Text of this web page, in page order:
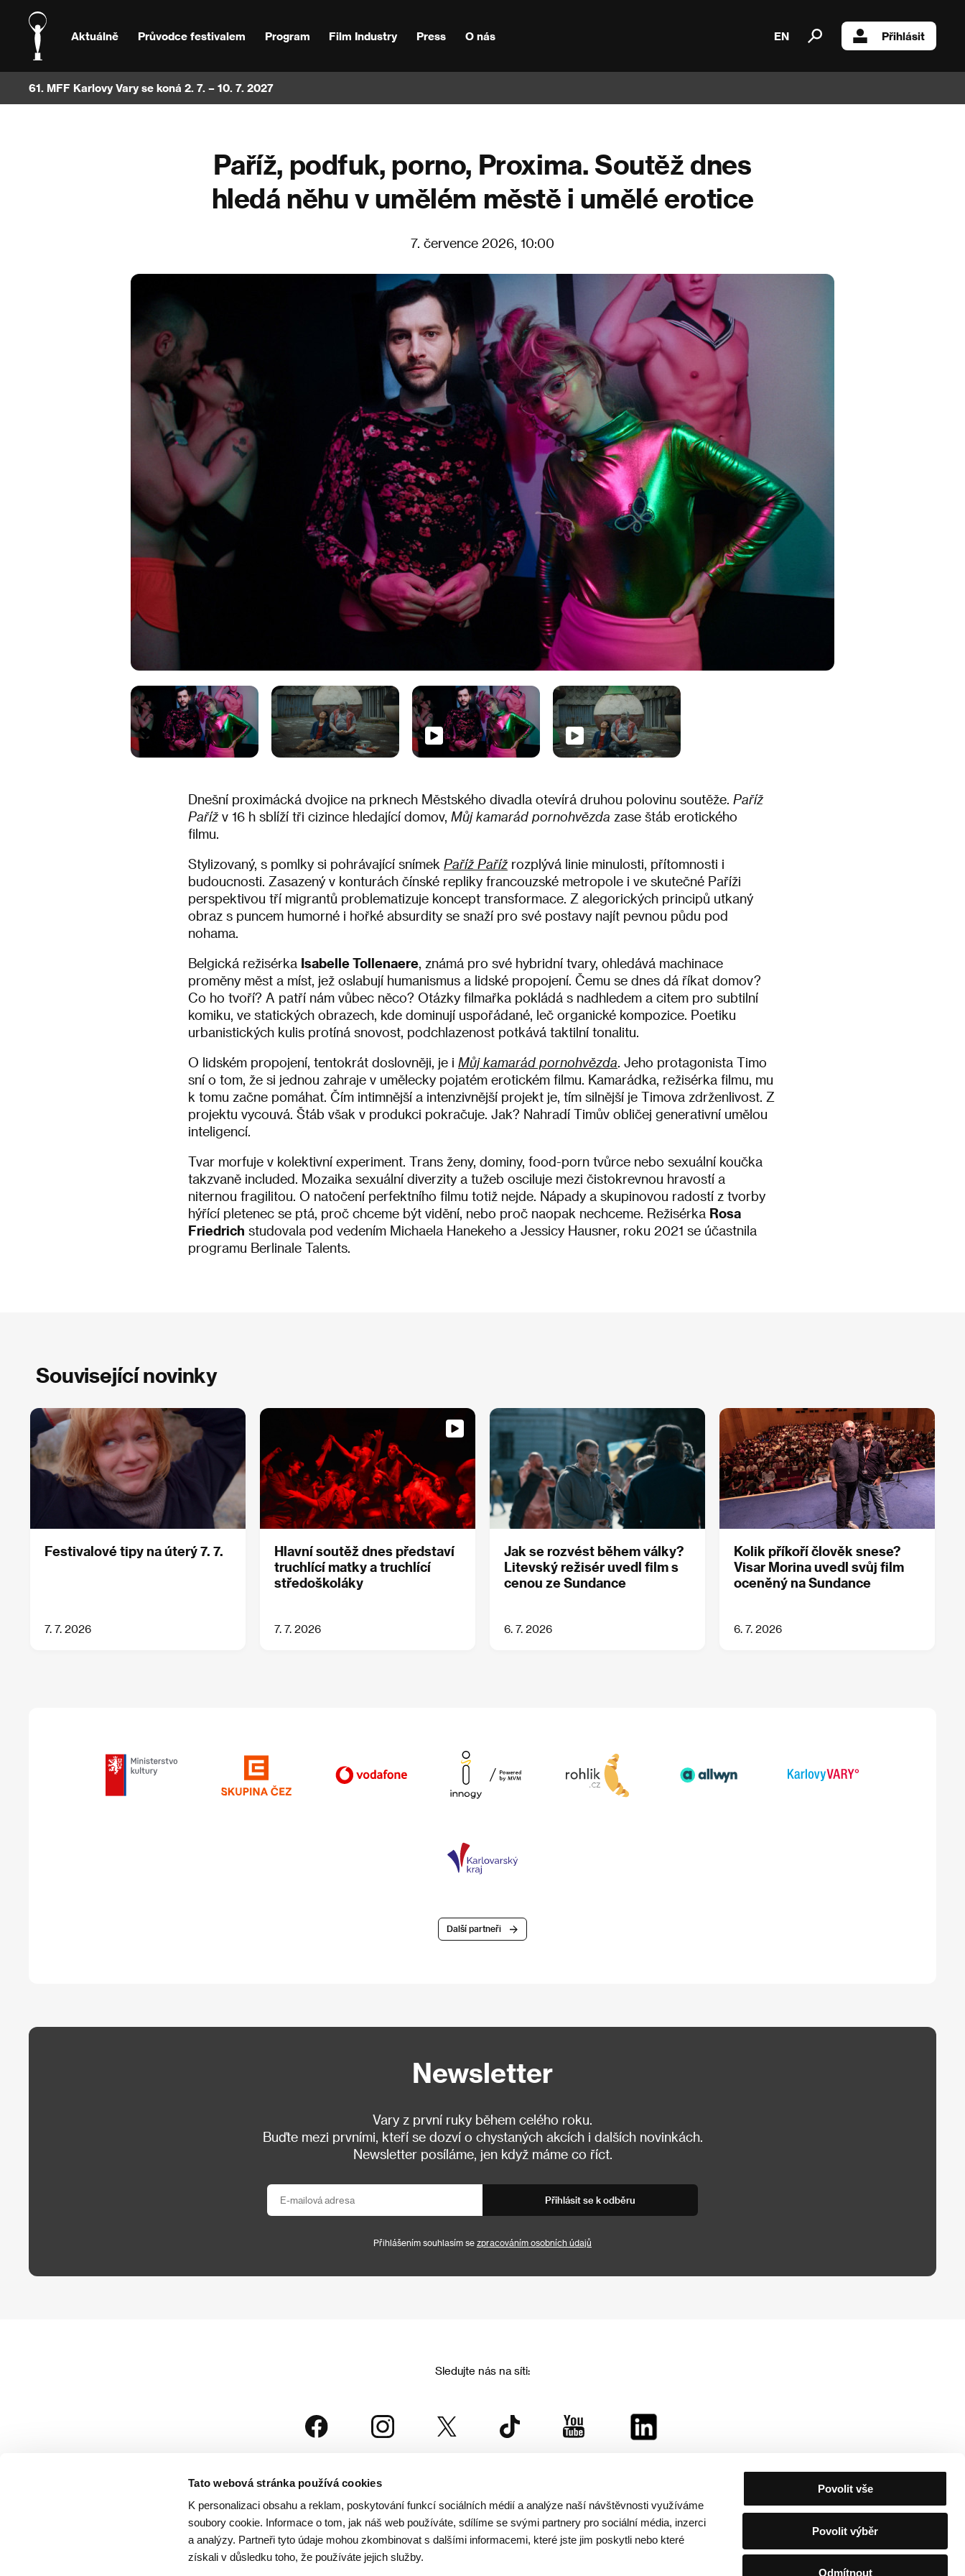
Tato webová stránka používá cookies
K personalizaci obsahu a reklam, poskytování funkcí sociálních médií a analýze naší návštěvnosti využíváme
soubory cookie. Informace o tom, jak náš web používáte, sdílíme se svými partnery pro sociální média, inzerci
a analýzy. Partneři tyto údaje mohou zkombinovat s dalšími informacemi, které jste jim poskytli nebo které
získali v důsledku toho, že používáte jejich služby.
Povolit vše
Povolit výběr
Odmítnout
Aktuálně Průvodce festivalem Program Film Industry Press O nás EN Přihlásit
61. MFF Karlovy Vary se koná 2. 7. – 10. 7. 2027
Paříž, podfuk, porno, Proxima. Soutěž dnes
hledá něhu v umělém městě i umělé erotice
7. července 2026, 10:00
Dnešní proximácká dvojice na prknech Městského divadla otevírá druhou polovinu soutěže. Paříž
Paříž v 16 h sblíží tři cizince hledající domov, Můj kamarád pornohvězda zase štáb erotického
filmu.
Stylizovaný, s pomlky si pohrávající snímek Paříž Paříž rozplývá linie minulosti, přítomnosti i
budoucnosti. Zasazený v konturách čínské repliky francouzské metropole i ve skutečné Paříži
perspektivou tří migrantů problematizuje koncept transformace. Z alegorických principů utkaný
obraz s puncem humorné i hořké absurdity se snaží pro své postavy najít pevnou půdu pod
nohama.
Belgická režisérka ​ Isabelle Tollenaere , známá pro své hybridní tvary, ohledává machinace
proměny měst a míst, jež oslabují humanismus a lidské propojení. Čemu se dnes dá říkat domov?
Co ho tvoří? A patří nám vůbec něco? Otázky filmařka pokládá s nadhledem a citem pro subtilní
komiku, ve statických obrazech, kde dominují uspořádané, leč organické kompozice. Poetiku
urbanistických kulis protíná snovost, podchlazenost potkává taktilní tonalitu.
O lidském propojení, tentokrát doslovněji, je i Můj kamarád pornohvězda . Jeho protagonista Timo
sní o tom, že si jednou zahraje v umělecky pojatém erotickém filmu. Kamarádka, režisérka filmu, mu
k tomu začne pomáhat. Čím intimnější a intenzivnější projekt je, tím silnější je Timova zdrženlivost. Z
projektu vycouvá. Štáb však v produkci pokračuje. Jak? Nahradí Timův obličej generativní umělou
inteligencí.
Tvar morfuje v kolektivní experiment. Trans ženy, dominy, food-porn tvůrce nebo sexuální koučka
takzvaně included. Mozaika sexuální diverzity a tužeb osciluje mezi čistokrevnou hravostí a
niternou fragilitou. O natočení perfektního filmu totiž nejde. Nápady a skupinovou radostí z tvorby
hýřící pletenec se ptá, proč chceme být vidění, nebo proč naopak nechceme. Režisérka Rosa
Friedrich studovala pod vedením Michaela Hanekeho a Jessicy Hausner, roku 2021 se účastnila
programu Berlinale Talents.
Související novinky
Festivalové tipy na úterý 7. 7.
7. 7. 2026
Hlavní soutěž dnes představí
truchlící matky a truchlící
středoškoláky
7. 7. 2026
Jak se rozvést během války?
Litevský režisér uvedl film s
cenou ze Sundance
6. 7. 2026
Kolik příkoří člověk snese?
Visar Morina uvedl svůj film
oceněný na Sundance
6. 7. 2026
Další partneři
Newsletter
Vary z první ruky během celého roku.
Buďte mezi prvními, kteří se dozví o chystaných akcích i dalších novinkách.
Newsletter posíláme, jen když máme co říct.
Přihlásit se k odběru
Přihlášením souhlasím se zpracováním osobních údajů
Sledujte nás na síti:
je součástí rodiny KVIFF Group, která zastřešuje i další projekty: